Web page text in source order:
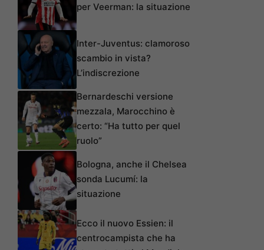
per Veerman: la situazione
Inter-Juventus: clamoroso
scambio in vista?
L’indiscrezione
Bernardeschi versione
mezzala, Marocchino è
certo: “Ha tutto per quel
ruolo”
Bologna, anche il Chelsea
sonda Lucumí: la
situazione
Ecco il nuovo Essien: il
centrocampista che ha